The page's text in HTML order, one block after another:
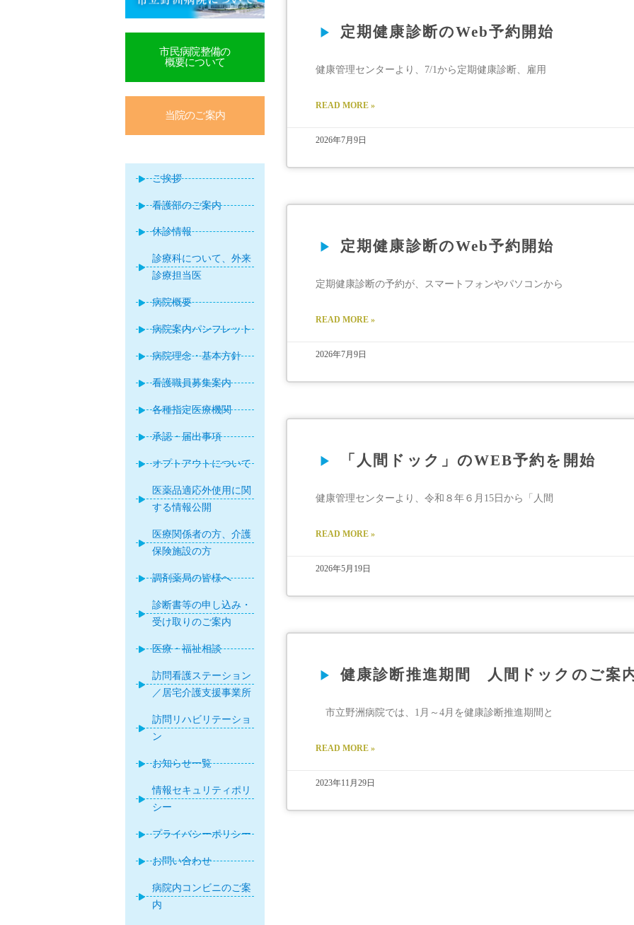
市民病院整備の
概要について
当院のご案内
ご挨拶
看護部のご案内
休診情報
診療科について、外来
診療担当医
病院概要
病院案内パンフレット
病院理念・基本方針
看護職員募集案内
各種指定医療機関
承認・届出事項
オプトアウトについて
医薬品適応外使用に関
する情報公開
医療関係者の方、介護
保険施設の方
調剤薬局の皆様へ
診断書等の申し込み・
受け取りのご案内
医療・福祉相談
訪問看護ステーション
／居宅介護支援事業所
訪問リハビリテーショ
ン
お知らせ一覧
情報セキュリティポリ
シー
プライバシーポリシー
お問い合わせ
病院内コンビニのご案
内
定期健康診断のWeb予約開始
健康管理センターより、7/1から定期健康診断、雇用
READ MORE »
2026年7月9日
定期健康診断のWeb予約開始
定期健康診断の予約が、スマートフォンやパソコンから
READ MORE »
2026年7月9日
「人間ドック」のWEB予約を開始
健康管理センターより、令和８年６月15日から「人間
READ MORE »
2026年5月19日
健康診断推進期間 人間ドックのご案
市立野洲病院では、1月～4月を健康診断推進期間と
READ MORE »
2023年11月29日